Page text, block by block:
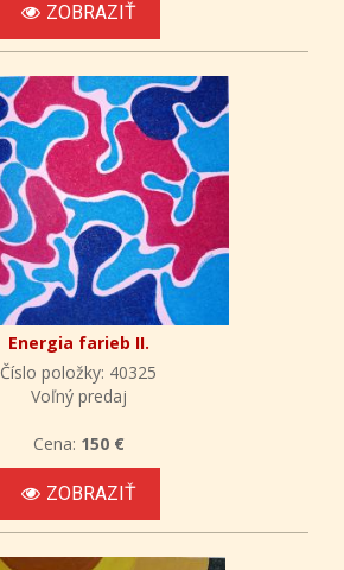
ZOBRAZIŤ
Energia farieb II.
Číslo položky: 40325
Voľný predaj
Cena: 150 €
ZOBRAZIŤ